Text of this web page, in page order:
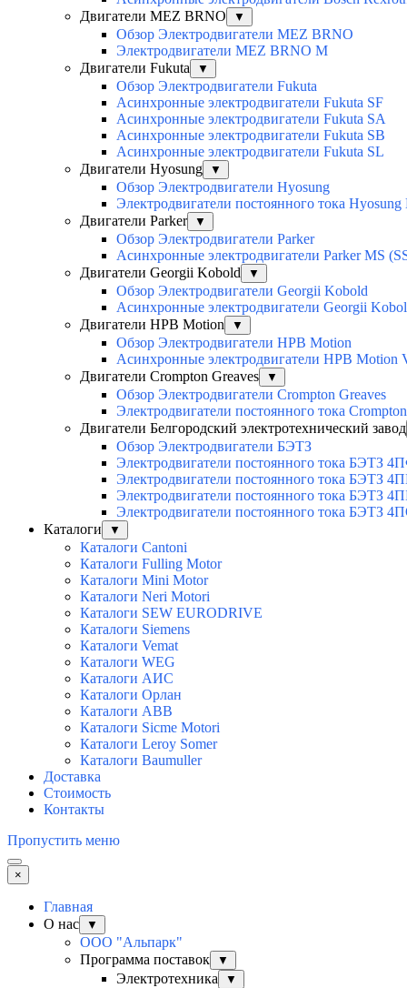
Двигатели MEZ BRNO
▼
Обзор Электродвигатели MEZ BRNO
Электродвигатели MEZ BRNO M
Двигатели Fukuta
▼
Обзор Электродвигатели Fukuta
Асинхронные электродвигатели Fukuta SF
Асинхронные электродвигатели Fukuta SA
Асинхронные электродвигатели Fukuta SB
Асинхронные электродвигатели Fukuta SL
Двигатели Hyosung
▼
Обзор Электродвигатели Hyosung
Электродвигатели постоянного тока
Двигатели Parker
▼
Обзор Электродвигатели Parker
Асинхронные электродвигатели Parker MS
Двигатели Georgii Kobold
▼
Обзор Электродвигатели Georgii Kobold
Асинхронные электродвигатели Georgii
Двигатели HPB Motion
▼
Обзор Электродвигатели HPB Motion
Асинхронные электродвигатели HPB Motion
Двигатели Crompton Greaves
▼
Обзор Электродвигатели Crompton Greaves
Электродвигатели постоянного тока
Двигатели Белгородский электротехнический завод
Обзор Электродвигатели БЭТЗ
Электродвигатели постоянного тока БЭТЗ
Электродвигатели постоянного тока БЭТЗ
Электродвигатели постоянного тока БЭТЗ
Электродвигатели постоянного тока БЭТЗ
Каталоги
▼
Каталоги Cantoni
Каталоги Fulling Motor
Каталоги Mini Motor
Каталоги Neri Motori
Каталоги SEW EURODRIVE
Каталоги Siemens
Каталоги Vemat
Каталоги WEG
Каталоги АИС
Каталоги Орлан
Каталоги ABB
Каталоги Sicme Motori
Каталоги Leroy Somer
Каталоги Baumuller
Доставка
Стоимость
Контакты
Пропустить меню
×
Главная
О нас
▼
ООО "Альпарк"
Программа поставок
▼
Электротехника ▼